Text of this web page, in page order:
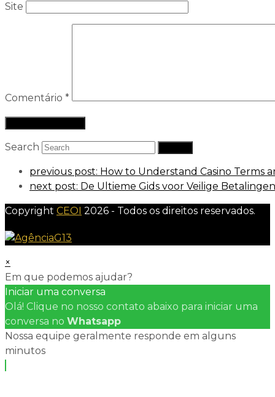
Site
Comentário *
Search
previous post: How to Understand Casino Terms
next post: De Ultieme Gids voor Veilige
Copyright CEOI 2026 - Todos os direitos reservados.
×
Em que podemos ajudar?
Iniciar uma conversa
Olá! Clique no nosso contato abaixo para iniciar uma
conversa no Whatsapp
Nossa equipe geralmente responde em alguns
minutos